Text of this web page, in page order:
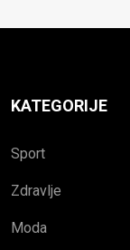
KATEGORIJE
Sport
Zdravlje
Moda